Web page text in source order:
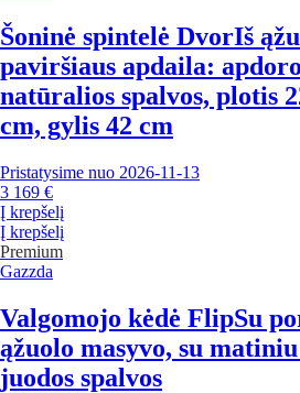
Šoninė spintelė DvorIš
paviršiaus apdaila:
natūralios spalvos, plotis
cm, gylis 42 cm
Pristatysime nuo 2026‑11‑13
3 169 €
Į krepšelį
Į krepšelį
Premium
Gazzda
Valgomojo kėdė FlipSu
ąžuolo masyvo, su
juodos spalvos